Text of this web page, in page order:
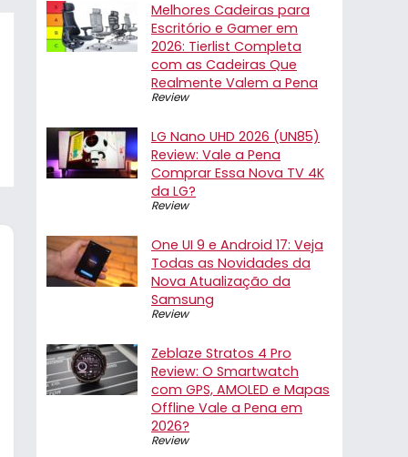
Melhores Cadeiras para
Escritório e Gamer em
2026: Tierlist Completa
com as Cadeiras Que
Realmente Valem a Pena
Review
LG Nano UHD 2026 (UN85)
Review: Vale a Pena
Comprar Essa Nova TV 4K
da LG?
Review
One UI 9 e Android 17: Veja
Todas as Novidades da
Nova Atualização da
Samsung
Review
Zeblaze Stratos 4 Pro
Review: O Smartwatch
com GPS, AMOLED e Mapas
Offline Vale a Pena em
2026?
Review